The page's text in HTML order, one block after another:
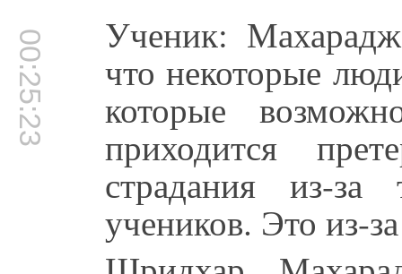
00:25:23 Ученик:
что некоторые
которые
приходится
страдания из-
учеников. Это из-